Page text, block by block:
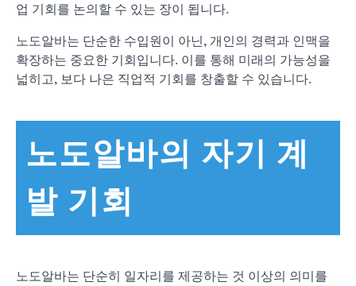
업 기회를 논의할 수 있는 장이 됩니다.
노도알바는 단순한 수입원이 아닌, 개인의 경력과 인맥을
확장하는 중요한 기회입니다. 이를 통해 미래의 가능성을
넓히고, 보다 나은 직업적 기회를 창출할 수 있습니다.
노도알바의 자기 계
발 기회
노도알바는 단순히 일자리를 제공하는 것 이상의 의미를